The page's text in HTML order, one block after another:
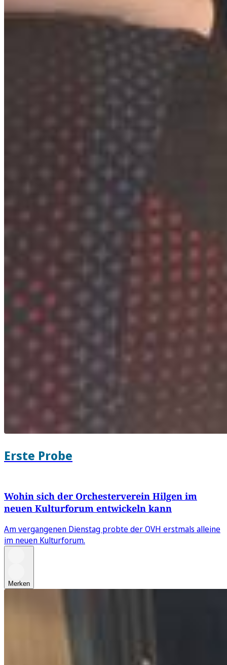
Erste Probe
Wohin sich der Orchesterverein Hilgen im
neuen Kulturforum entwickeln kann
Am vergangenen Dienstag probte der OVH erstmals alleine
im neuen Kulturforum.
Merken